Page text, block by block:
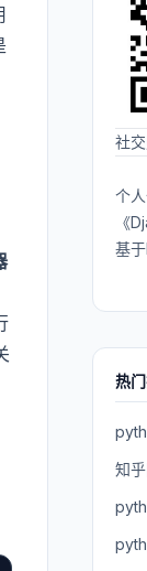
社交
个
《
基
热
知